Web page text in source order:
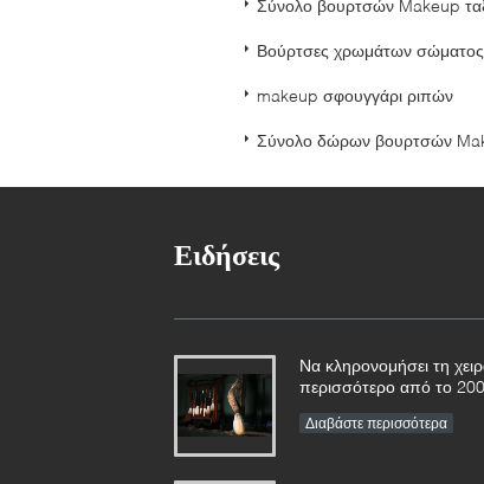
Σύνολο βουρτσών Makeup
Βούρτσες χρωμάτων σώματος
makeup σφουγγάρι ριπών
Σύνολο δώρων βουρτσών
Ειδήσεις
Να κληρονομήσει τη
περισσότερο από το
μας Makeup στο επαρχία
Διαβάστε περισσότερα